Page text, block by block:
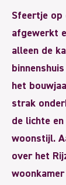
Sfeertje op
afgewerkt
alleen de
het
strak
de lichte
woonstijl.
over het